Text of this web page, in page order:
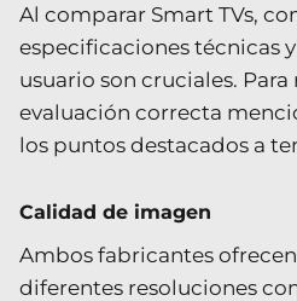
Al comparar Smart TVs,
especificaciones técnicas
usuario son cruciales. Para
evaluación correcta
los puntos destacados a
Calidad de imagen
Ambos fabricantes
diferentes resoluciones